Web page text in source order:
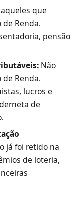
aqueles que
Renda.
pensão
Não
Renda.
lucros e
de
já foi retido na
de loteria,